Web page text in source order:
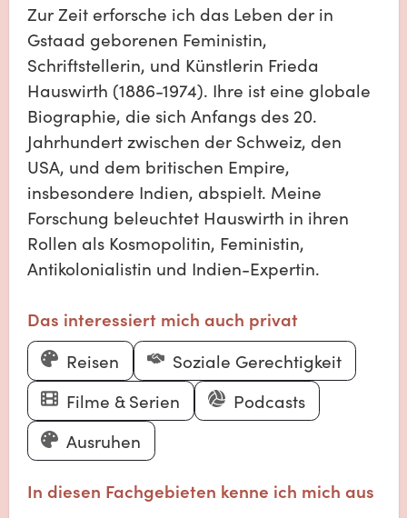
Zur Zeit erforsche ich das Leben der in
Gstaad geborenen Feministin,
Schriftstellerin, und Künstlerin Frieda
Hauswirth (1886-1974). Ihre ist eine globale
Biographie, die sich Anfangs des 20.
Jahrhundert zwischen der Schweiz, den
USA, und dem britischen Empire,
insbesondere Indien, abspielt. Meine
Forschung beleuchtet Hauswirth in ihren
Rollen als Kosmopolitin, Feministin,
Antikolonialistin und Indien-Expertin.
Das interessiert mich auch privat
Reisen
Soziale Gerechtigkeit
Filme & Serien
Podcasts
Ausruhen
In diesen Fachgebieten kenne ich mich aus